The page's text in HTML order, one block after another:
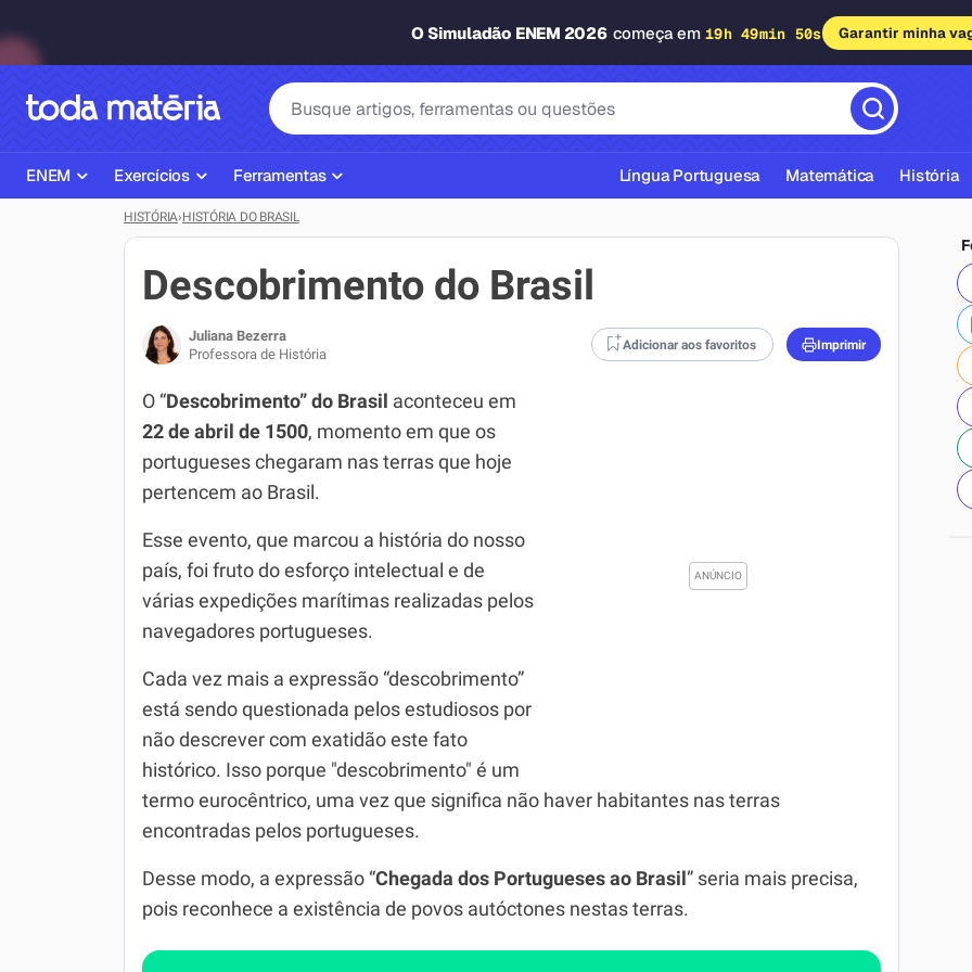
O Simuladão ENEM 2026 começa em 19h 49min 49s Garantir minha
ENEM
Página Inicial ENEM
Plano de Estudos
Corretor de Redação
Exercícios ENEM
Simulados ENEM
Exercícios
ENEM
Matemática
História
Biologia
Inglês
Geografia
Química
Todos os Exercícios
Ferramentas
Ajudante de Dever de Casa
Corretor de Redação
Gerador Referências Bibliográficas ABNT
Língua Portuguesa Matemática História
HISTÓRIA›HISTÓRIA DO BRASIL
Descobrimento do Brasil
Juliana Bezerra
Professora de História
Adicionar aos favoritos Imprimir
O “Descobrimento” do Brasil aconteceu em
22 de abril de 1500, momento em que os
portugueses chegaram nas terras que hoje
pertencem ao Brasil.
Esse evento, que marcou a história do nosso
país, foi fruto do esforço intelectual e de
várias expedições marítimas realizadas pelos
navegadores portugueses.
Cada vez mais a expressão “descobrimento”
está sendo questionada pelos estudiosos por
não descrever com exatidão este fato
histórico. Isso porque "descobrimento" é um
termo eurocêntrico, uma vez que significa não haver habitantes nas terras
encontradas pelos portugueses.
Desse modo, a expressão “Chegada dos Portugueses ao Brasil ” seria mais precisa,
pois reconhece a existência de povos autóctones nestas terras.